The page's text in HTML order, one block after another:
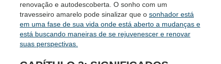
renovação e autodescoberta. O sonho com um
travesseiro amarelo pode sinalizar que o sonhador está
em uma fase de sua vida onde está aberto a mudanças e
está buscando maneiras de se rejuvenescer e renovar
suas perspectivas.